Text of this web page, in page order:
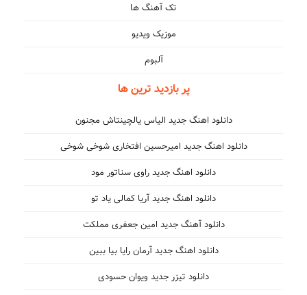
تک آهنگ ها
موزیک ویدیو
آلبوم
پر بازدید ترین ها
دانلود اهنگ جدید الیاس یالچینتاش مجنون
دانلود اهنگ جدید امیرحسین افتخاری شوخی شوخی
دانلود اهنگ جدید راوی سناتور مود
دانلود اهنگ جدید آریا کمالی یاد تو
دانلود آهنگ جدید امین جعفری مملکت
دانلود اهنگ جدید آرمان رایا بیا ببین
دانلود تیزر جدید ویوان حسودی